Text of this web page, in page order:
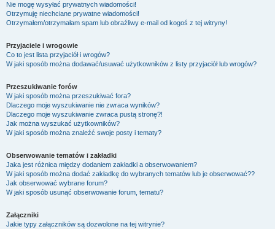
Nie mogę wysyłać prywatnych wiadomości!
Otrzymuję niechciane prywatne wiadomości!
Otrzymałem/otrzymałam spam lub obraźliwy e-mail od kogoś z tej witryny!
Przyjaciele i wrogowie
Co to jest lista przyjaciół i wrogów?
W jaki sposób można dodawać/usuwać użytkowników z listy przyjaciół lub wrogów?
Przeszukiwanie forów
W jaki sposób można przeszukiwać fora?
Dlaczego moje wyszukiwanie nie zwraca wyników?
Dlaczego moje wyszukiwanie zwraca pustą stronę?!
Jak można wyszukać użytkowników?
W jaki sposób można znaleźć swoje posty i tematy?
Obserwowanie tematów i zakładki
Jaka jest różnica między dodaniem zakładki a obserwowaniem?
W jaki sposób można dodać zakładkę do wybranych tematów lub je obserwować??
Jak obserwować wybrane forum?
W jaki sposób usunąć obserwowanie forum, tematu?
Załączniki
Jakie typy załączników są dozwolone na tej witrynie?